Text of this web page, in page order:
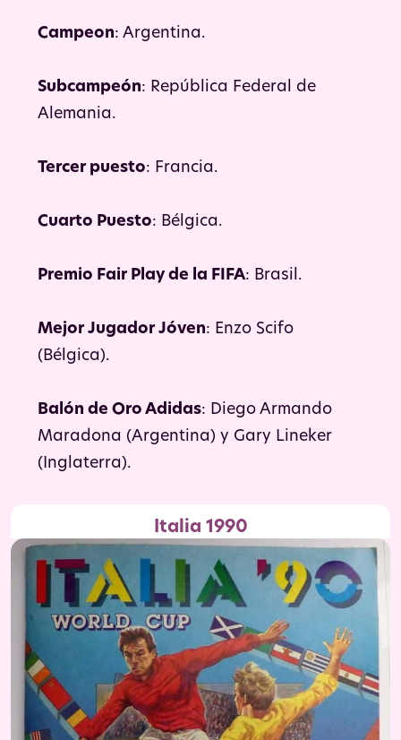
Campeon: Argentina.
Subcampeón: República Federal de
Alemania.
Tercer puesto: Francia.
Cuarto Puesto: Bélgica.
Premio Fair Play de la FIFA: Brasil.
Mejor Jugador Jóven: Enzo Scifo
(Bélgica).
Balón de Oro Adidas: Diego Armando
Maradona (Argentina) y Gary Lineker
(Inglaterra).
Italia 1990